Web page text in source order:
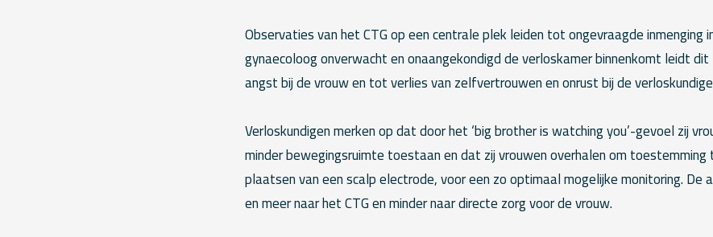
Observaties van het CTG op een centrale plek leiden tot ongevraagde inmenging
gynaecoloog onverwacht en onaangekondigd de verloskamer binnenkomt leidt
angst bij de vrouw en tot verlies van zelfvertrouwen en onrust bij de
Verloskundigen merken op dat door het ‘big brother is watching you’-gevoel zij
minder bewegingsruimte toestaan en dat zij vrouwen overhalen om
plaatsen van een scalp electrode, voor een zo optimaal mogelijke monitoring. De
en meer naar het CTG en minder naar directe zorg voor de vrouw.